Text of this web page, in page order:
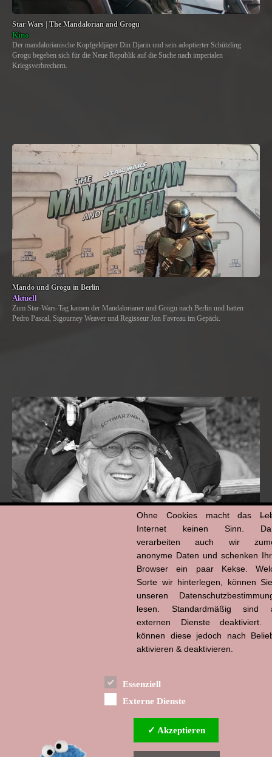
Star Wars | The Mandalorian and Grogu
Kino
Der mandalorianische Kopfgeldjäger Din Djarin und sein adoptierter Schützling
Grogu begeben sich für die Neue Republik auf die Suche nach imperialen
Kriegsverbrechern.
Mando und Grogu in Berlin
Aktuell
Zum Star-Wars-Tag kamen der Mandalorianer und Grogu nach Berlin und hatten
Pedro Pascal, Sigourney Weaver und Regisseur Jon Favreau im Gepäck.
Ohne Cookies macht das
Internet keinen Sinn.
verarbeiten auch wir
anonyme Daten und schenken
Browser ein paar Kekse.
Sorte wir hinterlegen, können
unseren
lesen. Standardmäßig sind
externen Dienste deaktiviert.
können diese jedoch nach
aktivieren & deaktivieren.
Essenziell
Externe Dienste
✓ Akzeptieren